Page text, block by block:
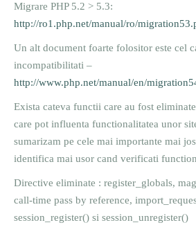
Migrare PHP 5.2 > 5.3:
http://ro1.php.net/manual/ro/
Un alt document foarte folositor este cel
incompatibilitati –
http://www.php.net/manual/en/
Exista cateva functii care au fost
care pot influenta functionalitatea unor
sumarizam pe cele mai importante mai
identifica mai usor cand verificati
Directive eliminate : register_globals,
call-time pass by reference,
session_register() si session_unregister()